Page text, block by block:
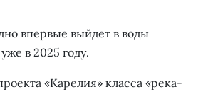
впервые выйдет в воды
в 2025 году.
«Карелия» класса «река-